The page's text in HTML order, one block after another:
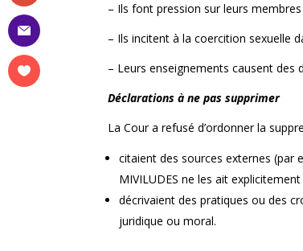
– Ils font pression sur leurs
– Ils incitent à la coercition sexuelle
– Leurs enseignements causent des
Déclarations à ne pas supprimer
La Cour a refusé d’ordonner la
citaient des sources externes (par
MIVILUDES ne les ait
décrivaient des pratiques ou des
juridique ou moral.